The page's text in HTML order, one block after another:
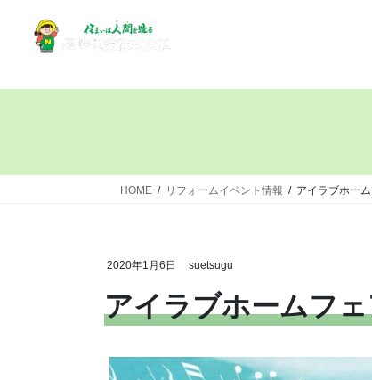
HOME リフォームイベント情報 アイラブホー
2020年1月6日 suetsugu
アイラブホームフ